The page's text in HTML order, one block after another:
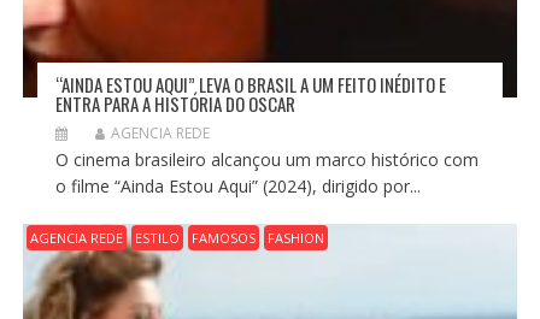
“AINDA ESTOU AQUI” LEVA O BRASIL A UM FEITO INÉDITO E
ENTRA PARA A HISTÓRIA DO OSCAR
AGENCIA REDE
O cinema brasileiro alcançou um marco histórico com
o filme “Ainda Estou Aqui” (2024), dirigido por...
AGENCIA REDE ESTILO FAMOSOS FASHION